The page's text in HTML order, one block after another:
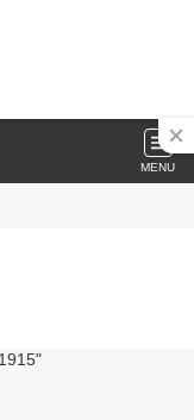
MENU